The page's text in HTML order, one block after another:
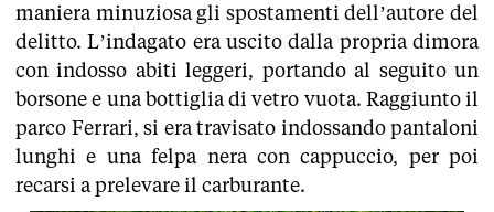
maniera minuziosa gli spostamenti dell’autore del
delitto. L’indagato era uscito dalla propria dimora
con indosso abiti leggeri, portando al seguito un
borsone e una bottiglia di vetro vuota. Raggiunto il
parco Ferrari, si era travisato indossando pantaloni
lunghi e una felpa nera con cappuccio, per poi
recarsi a prelevare il carburante.